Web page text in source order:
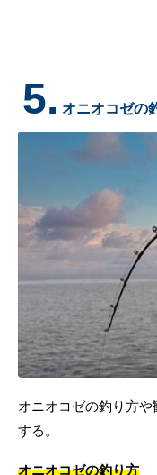
5. オニオコゼの
オニオコゼの釣り方
する。
オニオコゼの釣り方